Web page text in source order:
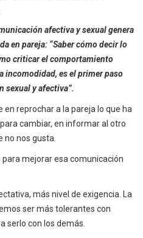
afectiva y sexual genera
en pareja: “Saber cómo decir lo
criticar el comportamiento
incomodidad, es el primer paso
sexual y afectiva”.
reprochar a la pareja lo que ha
cambiar, en informar al otro
no nos gusta.
mejorar esa comunicación
más nivel de exigencia. La
ser más tolerantes con
serlo con los demás.